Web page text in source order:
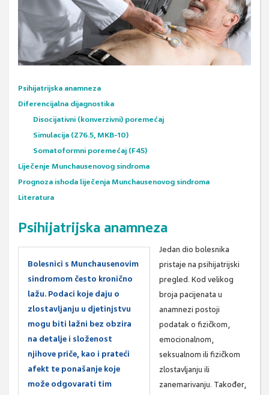
Psihijatrijska anamneza
Diferencijalna dijagnostika
Disocijativni (konverzivni) poremećaj
Simulacija (Z76.5, MKB-10)
Somatoformni poremećaj (F45)
Liječenje Munchausenovog sindroma
Prognoza ishoda liječenja Munchausenovog sindroma
Literatura
Psihijatrijska anamneza
Bolesnici s Munchausenovim
sindromom često kronično
lažu. Podaci koje daju o
zlostavljanju u djetinjstvu
mogu biti lažni bez obzira
na detalje i složenost
njihove priče, kao i prateći
afekt te ponašanje koje
može odgovarati tim
Jedan dio bolesnika
pristaje na psihijatrijski
pregled. Kod velikog
broja pacijenata u
anamnezi postoji
podatak o fizičkom,
emocionalnom,
seksualnom ili fizičkom
zlostavljanju ili
zanemarivanju. Također,